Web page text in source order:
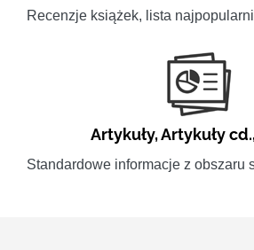
Recenzje książek, lista
Artykuły,Artykuły cd.
Standardowe informacje z obszaru